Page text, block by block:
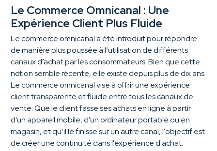
Le Commerce Omnicanal : Une
Expérience Client Plus Fluide
Le commerce omnicanal a été introduit pour répondre
de manière plus poussée à l’utilisation de différents
canaux d’achat par les consommateurs. Bien que cette
notion semble récente, elle existe depuis plus de dix ans.
Le commerce omnicanal vise à offrir une expérience
client transparente et fluide entre tous les canaux de
vente. Que le client fasse ses achats en ligne à partir
d'un appareil mobile, d'un ordinateur portable ou en
magasin, et qu’il le finisse sur un autre canal, l'objectif est
de créer une continuité dans l'expérience d'achat.